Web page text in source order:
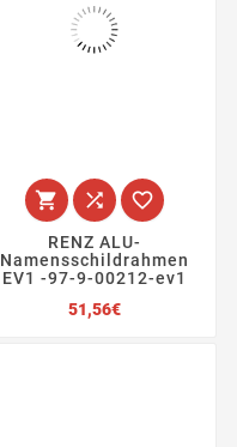
  
RENZ ALU-
Namensschildrahmen
EV1 -97-9-00212-ev1
51,56€Preis